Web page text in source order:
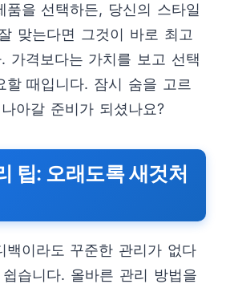
품을 선택하든, 당신의 스타일
맞는다면 그것이 바로 최고
가격보다는 가치를 보고 선택
할 때입니다. 잠시 숨을 고르
아갈 준비가 되셨나요?
팁: 오래도록 새것처
백이라도 꾸준한 관리가 없다
습니다. 올바른 관리 방법을